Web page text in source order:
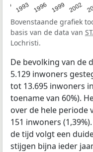
1993 1996 1999 2002
Bovenstaande grafiek
basis van de data van
Lochristi.
De bevolking van de
5.129 inwoners
tot 13.695 inwoners
toename van 60%).
over de hele periode
151 inwoners
de tijd volgt een
stijgen bijna ieder